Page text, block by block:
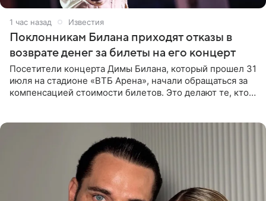
1 час назад Известия
Поклонникам Билана приходят отказы в
возврате денег за билеты на его концерт
Посетители концерта Димы Билана, который прошел 31
июля на стадионе «ВТБ Арена», начали обращаться за
компенсацией стоимости билетов. Это делают те, кто